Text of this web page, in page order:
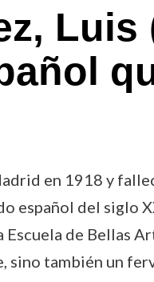
Luis
en 1918 y
español del siglo
Escuela de Bellas
sino también un